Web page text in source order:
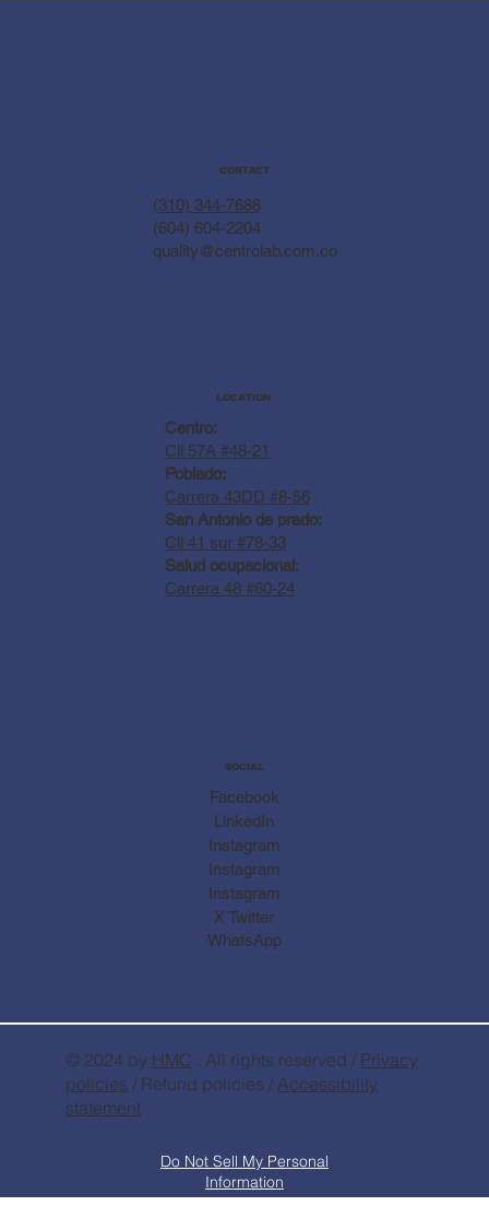
CONTACT
(310) 344-7688
(604) 604-2204
quality@centrolab.com.co
LOCATION
Centro:
Cll 57A #48-21
Poblado:
Carrera 43DD #8-56
San Antonio de prado:
Cll 41 sur #78-33
Salud ocupacional:
Carrera 48 #60-24
SOCIAL
Facebook
Instagram
LinkedIn
Instagram
Instagram
X Twitter
WhatsApp
Do Not Sell My Personal
Information
© 2024 by HMC . All rights reserved / Privacy
policies / Refund policies / Accessibility
statement